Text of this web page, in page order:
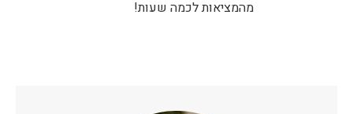
מהמציאות לכמה שעות!